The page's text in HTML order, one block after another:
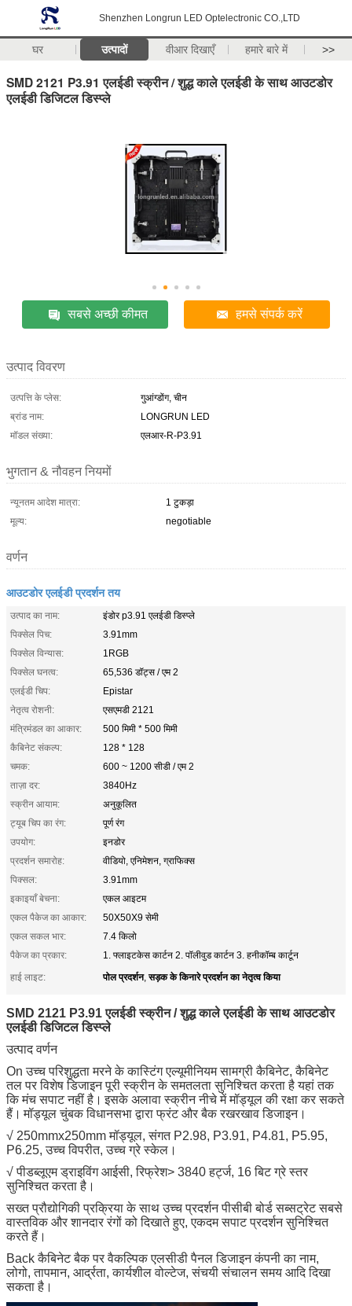
Shenzhen Longrun LED Optelectronic CO.,LTD
घर उत्पादों वीआर दिखाएँ हमारे बारे में >>
SMD 2121 P3.91 एलईडी स्क्रीन / शुद्ध काले एलईडी के साथ आउटडोर
एलईडी डिजिटल डिस्प्ले
सबसे अच्छी कीमत हमसे संपर्क करें
उत्पाद विवरण
उत्पत्ति के प्लेस:
गुआंग्डोंग, चीन
ब्रांड नाम:
LONGRUN LED
मॉडल संख्या:
एलआर-R-P3.91
भुगतान & नौवहन नियमों
न्यूनतम आदेश मात्रा:
1 टुकड़ा
मूल्य:
negotiable
वर्णन
आउटडोर एलईडी प्रदर्शन तय
उत्पाद का नाम:
इंडोर p3.91 एलईडी डिस्प्ले
पिक्सेल पिच:
3.91mm
पिक्सेल विन्यास:
1RGB
पिक्सेल घनत्व:
65,536 डॉट्स / एम 2
एलईडी चिप:
Epistar
नेतृत्व रोशनी:
एसएमडी 2121
मंत्रिमंडल का आकार:
500 मिमी * 500 मिमी
कैबिनेट संकल्प:
128 * 128
चमक:
600 ~ 1200 सीडी / एम 2
ताज़ा दर:
3840Hz
स्क्रीन आयाम:
अनुकूलित
ट्यूब चिप का रंग:
पूर्ण रंग
उपयोग:
इनडोर
प्रदर्शन समारोह:
वीडियो, एनिमेशन, ग्राफिक्स
पिक्सल:
3.91mm
इकाइयाँ बेचना:
एकल आइटम
एकल पैकेज का आकार:
50X50X9 सेमी
एकल सकल भार:
7.4 किलो
पैकेज का प्रकार:
1. फ्लाइटकेस कार्टन 2. पॉलीवुड कार्टन 3. हनीकॉम्ब कार्टून
हाई लाइट:
पोल प्रदर्शन,सड़क के किनारे प्रदर्शन का नेतृत्व किया
SMD 2121 P3.91 एलईडी स्क्रीन / शुद्ध काले एलईडी के साथ आउटडोर
एलईडी डिजिटल डिस्प्ले
उत्पाद वर्णन
On उच्च परिशुद्धता मरने के कास्टिंग एल्यूमीनियम सामग्री कैबिनेट, कैबिनेट
तल पर विशेष डिजाइन पूरी स्क्रीन के समतलता सुनिश्चित करता है यहां तक ​​
कि मंच सपाट नहीं है। इसके अलावा स्क्रीन नीचे में मॉड्यूल की रक्षा कर सकते
हैं। मॉड्यूल चुंबक विधानसभा द्वारा फ्रंट और बैक रखरखाव डिजाइन।
√ 250mmx250mm मॉड्यूल, संगत P2.98, P3.91, P4.81, P5.95,
P6.25, उच्च विपरीत, उच्च ग्रे स्केल।
√ पीडब्लूएम ड्राइविंग आईसी, रिफ्रेश> 3840 हर्ट्ज, 16 बिट ग्रे स्तर
सुनिश्चित करता है।
सख्त प्रौद्योगिकी प्रक्रिया के साथ उच्च प्रदर्शन पीसीबी बोर्ड सब्सट्रेट सबसे
वास्तविक और शानदार रंगों को दिखाते हुए, एकदम सपाट प्रदर्शन सुनिश्चित
करते हैं।
Back कैबिनेट बैक पर वैकल्पिक एलसीडी पैनल डिजाइन कंपनी का नाम,
लोगो, तापमान, आर्द्रता, कार्यशील वोल्टेज, संचयी संचालन समय आदि दिखा
सकता है।